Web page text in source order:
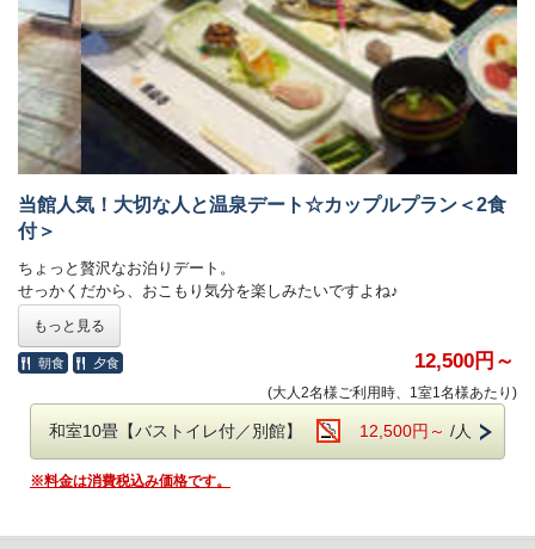
～献立一例～
きのこ三昧
酢の物
4種より選べるお鍋(10月～3月) 又は 牛肉陶板焼き(4月～9月)
煮物（季節の野菜）
海鮮お造り三種盛り
川魚の焼き物
天麩羅盛り合わせ
ご飯
お吸物
香の物
デザート
※4月～9月は、牛肉の陶板焼き
※10月～3月は、お鍋のご提供となります。
【お鍋は３種より選択】
（１）鴨鍋
（３）きのこ鍋
※10月～3月にご宿泊のお客様は、ご予約時にお鍋を１つお選び下さ
ご指定がない場合は【鴨鍋】をご用意します。
□■お風呂のご案内■□
当館人気！大切な人と温泉デート☆カップルプラン＜2食
付＞
ちょっと贅沢なお泊りデート。
せっかくだから、おこもり気分を楽しみたいですよね♪
当館自慢の美人の湯・中川温泉につかって、のんびり。
新鮮な川魚を中心とした、山川の恵みを楽しめる全９品の和会席。
また川魚の他にも、季節の山菜などの野趣味ある食材を使用しておりま
四季折々で変わる味覚を、ぜひご賞味下さいませ。
信玄の隠し湯として知られる、【中川温泉】
もっと見る
朝食 夕食 12,500円～
(大人2名様ご利用時、1室1名様あたり)
和室10畳【バストイレ付／別館】 12,500円～ /人
※料金は消費税込み価格です。